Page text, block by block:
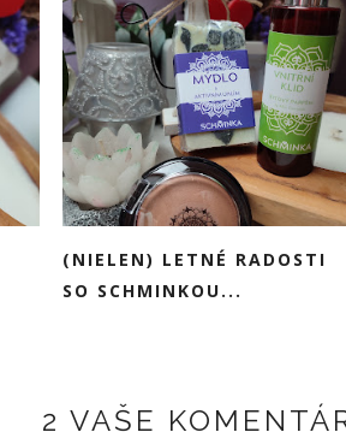
(NIELEN) LETNÉ RADOSTI
SO SCHMINKOU...
2 VAŠE